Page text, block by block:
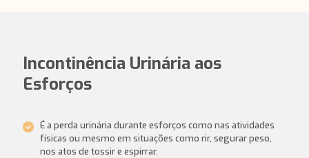
Incontinência Urinária aos
Esforços
É a perda urinária durante esforços como nas atividades
físicas ou mesmo em situações como rir, segurar peso,
nos atos de tossir e espirrar.